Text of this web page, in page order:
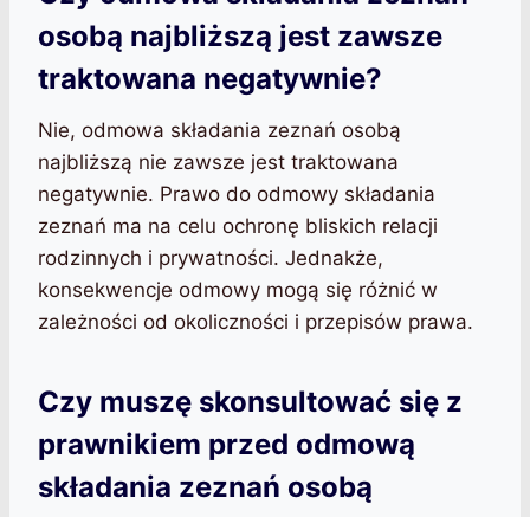
osobą najbliższą jest zawsze
traktowana negatywnie?
Nie, odmowa składania zeznań osobą
najbliższą nie zawsze jest traktowana
negatywnie. Prawo do odmowy składania
zeznań ma na celu ochronę bliskich relacji
rodzinnych i prywatności. Jednakże,
konsekwencje odmowy mogą się różnić w
zależności od okoliczności i przepisów prawa.
Czy muszę skonsultować się z
prawnikiem przed odmową
składania zeznań osobą